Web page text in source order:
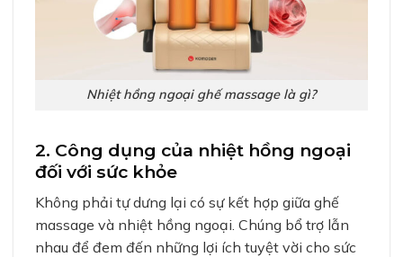
Nhiệt hồng ngoại ghế massage là gì?
2. Công dụng của nhiệt hồng ngoại
đối với sức khỏe
Không phải tự dưng lại có sự kết hợp giữa ghế
massage và nhiệt hồng ngoại. Chúng bổ trợ lẫn
nhau để đem đến những lợi ích tuyệt vời cho sức